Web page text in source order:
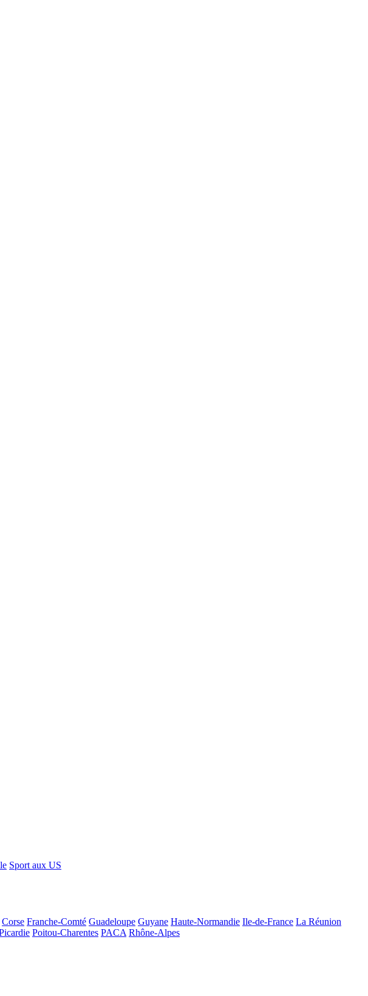
Sport aux US
Corse Franche-Comté Guadeloupe Guyane Haute-Normandie Ile-de-France La Réunion
Poitou-Charentes PACA Rhône-Alpes